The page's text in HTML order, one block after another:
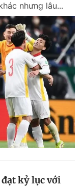
nhưng lâu...
đạt kỷ lục với